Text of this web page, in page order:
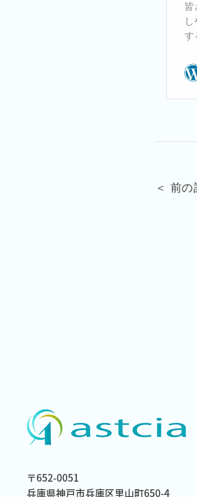
＜ 前の
〒652-0051
兵庫県神戸市兵庫区里山町650-4